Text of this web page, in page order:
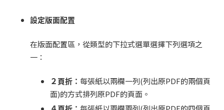
設定版面配置
在版面配置區，從類型的下拉式選單選擇下列選項之
一：
２頁折： 每張紙以兩欄一列(列出原PDF的兩個頁
面)的方式排列原PDF的頁面。